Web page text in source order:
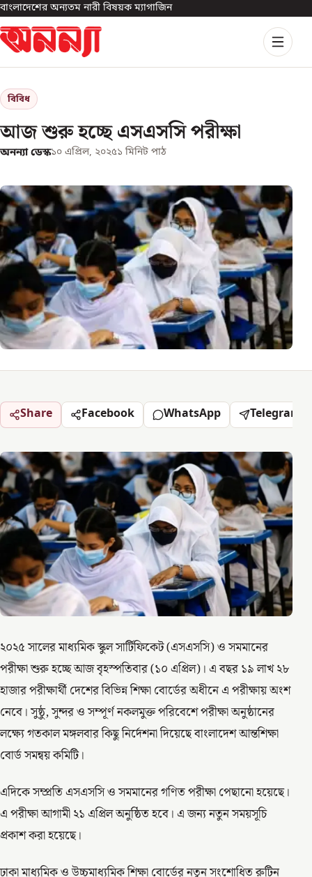
বাংলাদেশের অন্যতম নারী বিষয়ক ম্যাগাজিন
বিবিধ
আজ শুরু হচ্ছে এসএসসি পরীক্ষা
অনন্যা ডেস্ক১০ এপ্রিল, ২০২৫১ মিনিট পাঠ
Share Facebook WhatsApp Telegram
২০২৫ সালের মাধ্যমিক স্কুল সার্টিফিকেট (এসএসসি) ও সমমানের
পরীক্ষা শুরু হচ্ছে আজ বৃহস্পতিবার (১০ এপ্রিল)। এ বছর ১৯ লাখ ২৮
হাজার পরীক্ষার্থী দেশের বিভিন্ন শিক্ষা বোর্ডের অধীনে এ পরীক্ষায় অংশ
নেবে। সুষ্ঠু, সুন্দর ও সম্পূর্ণ নকলমুক্ত পরিবেশে পরীক্ষা অনুষ্ঠানের
লক্ষ্যে গতকাল মঙ্গলবার কিছু নির্দেশনা দিয়েছে বাংলাদেশ আন্তশিক্ষা
বোর্ড সমন্বয় কমিটি।
এদিকে সম্প্রতি এসএসসি ও সমমানের গণিত পরীক্ষা পেছানো হয়েছে।
এ পরীক্ষা আগামী ২১ এপ্রিল অনুষ্ঠিত হবে। এ জন্য নতুন সময়সূচি
প্রকাশ করা হয়েছে।
ঢাকা মাধ্যমিক ও উচ্চমাধ্যমিক শিক্ষা বোর্ডের নতুন সংশোধিত রুটিন